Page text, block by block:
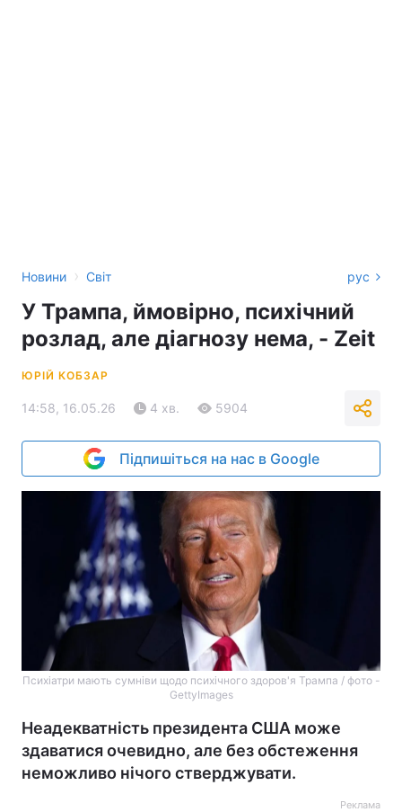
Новини › Світ рус
У Трампа, ймовірно, психічний
розлад, але діагнозу нема, - Zeit
ЮРІЙ КОБЗАР
14:58, 16.05.26 4 хв. 5904
Підпишіться на нас в Google
Психіатри мають сумніви щодо психічного здоров'я Трампа / фото -
GettyImages
Неадекватність президента США може
здаватися очевидно, але без обстеження
неможливо нічого стверджувати.
Реклама